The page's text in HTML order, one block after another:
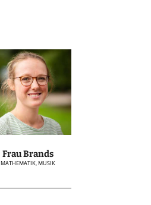
Frau Brands
MATHEMATIK, MUSIK